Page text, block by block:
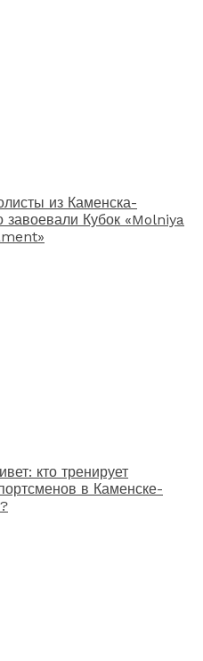
из Каменска-
завоевали Кубок «Molniya
кто тренирует
в Каменске-